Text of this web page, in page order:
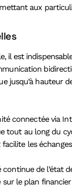
aux
jusqu’à
connectée via
tout au long du
les
de
le plan